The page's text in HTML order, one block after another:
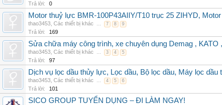
Trả lời:
0
Motor thuỷ lực BMR-100P43AIIY/T10 trục 25 ZIHYD,
thao3453 Các thiết bị khác ... 7 8 9
Trả lời: 169
Sửa chữa máy công trình, xe chuyên dụng Demag , KATO
thao3453 Các thiết bị khác ... 3 4 5
Trả lời: 97
Dịch vụ lọc dầu thủy lực, Lọc dầu, Bộ lọc dầu, Máy lọc
thao3453 Các thiết bị khác ... 4 5 6
Trả lời: 101
SICO GROUP TUYỂN DỤNG – ĐI LÀM NGAY!